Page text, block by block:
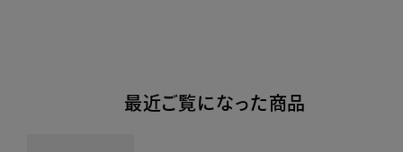
最近ご覧になった商品